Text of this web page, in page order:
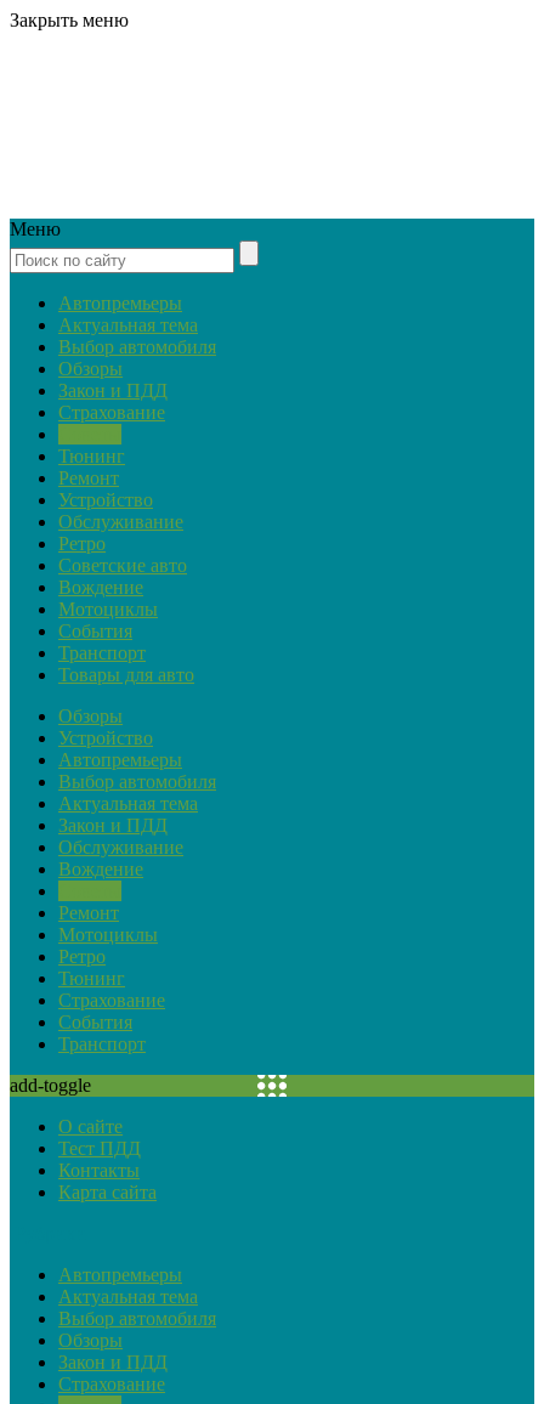
Закрыть меню
Меню
Автопремьеры
Актуальная тема
Выбор автомобиля
Обзоры
Закон и ПДД
Страхование
Тюнинг
Ремонт
Устройство
Обслуживание
Ретро
Советские авто
Вождение
Мотоциклы
События
Транспорт
Товары для авто
Обзоры
Устройство
Автопремьеры
Выбор автомобиля
Актуальная тема
Закон и ПДД
Обслуживание
Вождение
Ремонт
Мотоциклы
Ретро
Тюнинг
Страхование
События
Транспорт
add-toggle
О сайте
Тест ПДД
Контакты
Карта сайта
Автопремьеры
Актуальная тема
Выбор автомобиля
Обзоры
Закон и ПДД
Страхование